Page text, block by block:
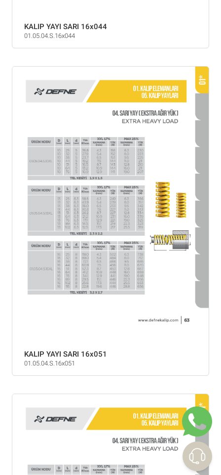
KALIP YAYI SARI 16x044
01.05.04.S.16x044
KALIP YAYI SARI 16x051
01.05.04.S.16x051